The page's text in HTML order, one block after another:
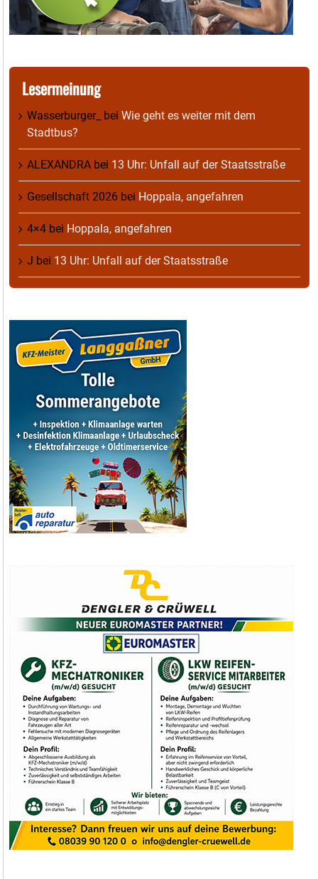
Lesermeinung
Wasserburger_ bei Wie geht es weiter mit dem
Stadtbus?
ALEXANDRA bei 13 Uhr: Unfall auf der Staatsstraße
Gesellschaft 2026 bei Hoppala, angefahren
4×4 bei Hoppala, angefahren
J bei 13 Uhr: Unfall auf der Staatsstraße